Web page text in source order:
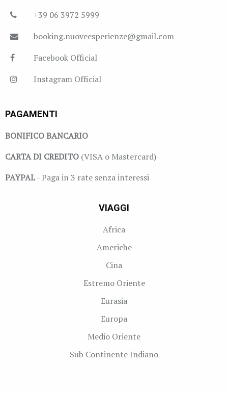
+39 06 3972 5999
booking.nuoveesperienze@gmail.com
Facebook Official
Instagram Official
PAGAMENTI
BONIFICO BANCARIO
CARTA DI CREDITO (VISA o Mastercard)
PAYPAL- Paga in 3 rate senza interessi
VIAGGI
Africa
Americhe
Cina
Estremo Oriente
Eurasia
Europa
Medio Oriente
Sub Continente Indiano